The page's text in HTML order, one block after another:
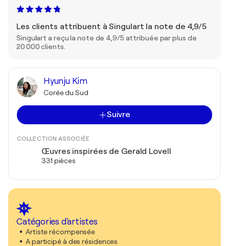
Les clients attribuent à Singulart la note de 4,9/5
Singulart a reçu la note de 4,9/5 attribuée par plus de
20 000 clients.
Hyunju Kim
Corée du Sud
Suivre
COLLECTION ASSOCIÉE
Œuvres inspirées de Gerald Lovell
331 pièces
Catégories d'artistes
Artiste récompensée
A participé à des résidences